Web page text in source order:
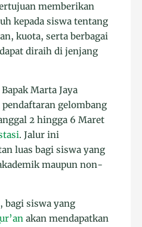
memberikan
kepada siswa tentang
kuota, serta berbagai
diraih di jenjang
Marta Jaya
gelombang
2 hingga 6 Maret
. Jalur ini
luas bagi siswa yang
maupun non-
bagi siswa yang
akan mendapatkan